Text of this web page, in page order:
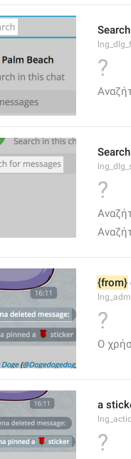
Search
?
?
{from}
?
Ο
a
?